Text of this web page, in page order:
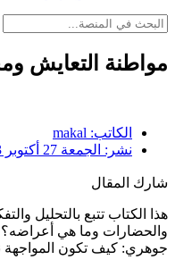
مواطنة التعايش
الكاتب: makal
نشر: الجمعة 27 أكتوبر 2023 [10:51 صباحًا] بتوقيت الجزائر
شارك المقال
هذا الكتاب تتبع بالتحليل
والحضارات وما هي أعراضه؟
جوهري: كيف تكون المواجهة